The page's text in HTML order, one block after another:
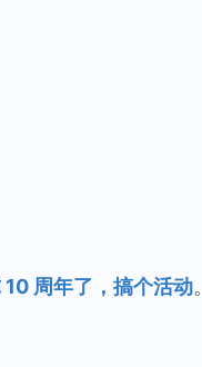
10 周年了，搞个活动。